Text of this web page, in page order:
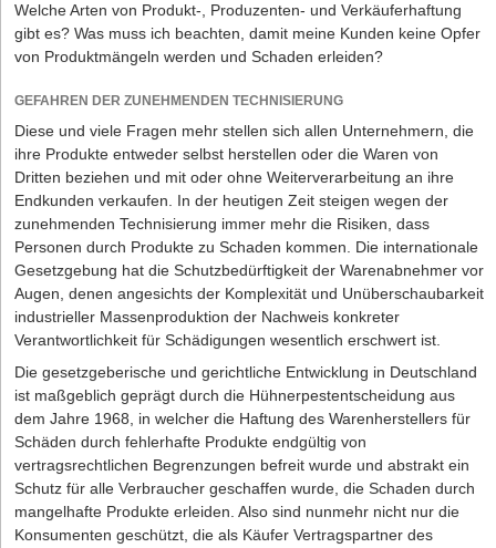
Wichtig ist es, dass für die Gewährleistung die gesetzlichen Regeln
gelten, und der Hersteller, Lieferant oder Großhändler diese nicht
wesentlich einschränkt. Viele Hersteller versuchen, die
beschränken, was über allgemeine Geschäftsbedingungen im
Verhältnis zu Unternehmern als Einkäufern zulässig ist. Hier lohnt
es sich zu verhandeln, denn günstiger ist es für den Einkäufer,
wenn die Gewährleistungsfrist von den gesetzlich vorgesehenen
zwei Jahren bestehen bleibt oder sogar auf drei Jahre verlängert
wird, was zulässig ist. Insgesamt empfiehlt sich beim regelmäßigen
Bezug größerer Warenmengen ein sehr gut verhandelter
individueller Rahmenliefervertrag, um für den Einkäufer ungünstige
Verkaufsbedingungen des Herstellers, Lieferanten oder
Großhändlers wegzuverhandeln.
Welche Arten von Produkt-, Produzenten- und Verkäuferhaftung
gibt es? Was muss ich beachten, damit meine Kunden keine Opfer
von Produktmängeln werden und Schaden erleiden?
GEFAHREN DER ZUNEHMENDEN TECHNISIERUNG
Diese und viele Fragen mehr stellen sich allen Unternehmern, die
ihre Produkte entweder selbst herstellen oder die Waren von
Dritten beziehen und mit oder ohne Weiterverarbeitung an ihre
Endkunden verkaufen. In der heutigen Zeit steigen wegen der
zunehmenden Technisierung immer mehr die Risiken, dass
Personen durch Produkte zu Schaden kommen. Die internationale
Gesetzgebung hat die Schutzbedürftigkeit der Warenabnehmer vor
Augen, denen angesichts der Komplexität und Unüberschaubarkeit
industrieller Massenproduktion der Nachweis konkreter
Verantwortlichkeit für Schädigungen wesentlich erschwert ist.
Die gesetzgeberische und gerichtliche Entwicklung in Deutschland
ist maßgeblich geprägt durch die Hühnerpestentscheidung aus
dem Jahre 1968, in welcher die Haftung des Warenherstellers für
Schäden durch fehlerhafte Produkte endgültig von
vertragsrechtlichen Begrenzungen befreit wurde und abstrakt ein
Schutz für alle Verbraucher geschaffen wurde, die Schaden durch
mangelhafte Produkte erleiden. Also sind nunmehr nicht nur die
Konsumenten geschützt, die als Käufer Vertragspartner des